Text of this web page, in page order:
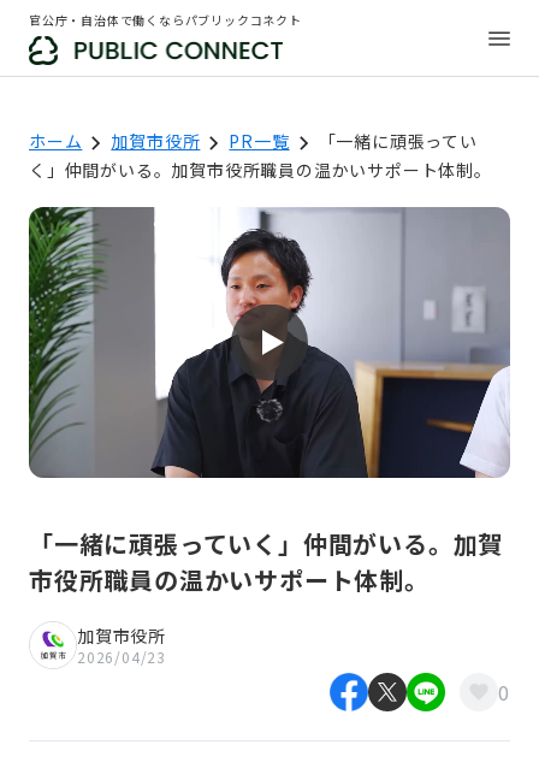
官公庁・自治体で働くならパブリックコネクト
ホーム 加賀市役所 PR一覧
「一緒に頑張ってい
く」仲間がいる。加賀市役所職員の温かいサポート体制。
「一緒に頑張っていく」仲間がいる。加賀
市役所職員の温かいサポート体制。
加賀市役所
2026/04/23
0